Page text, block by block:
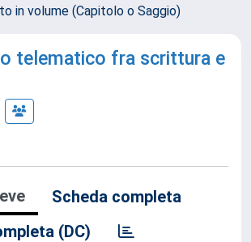
in volume (Capitolo o Saggio)
telematico fra scrittura e
Scheda completa
(DC)